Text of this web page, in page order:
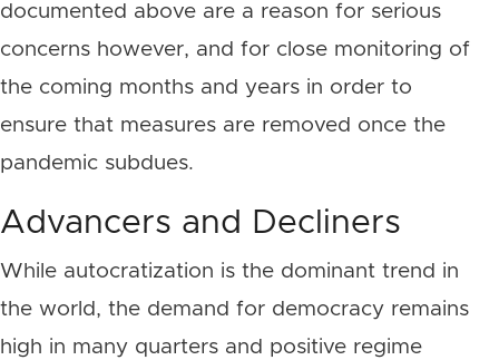
documented above are a reason for serious
concerns however, and for close monitoring of
the coming months and years in order to
ensure that measures are removed once the
pandemic subdues.
Advancers and Decliners
While autocratization is the dominant trend in
the world, the demand for democracy remains
high in many quarters and positive regime